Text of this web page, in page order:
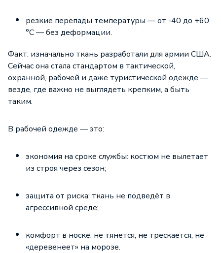
резкие перепады температуры — от -40 до +60
°C — без деформации.
Факт: изначально ткань разработали для армии США.
Сейчас она стала стандартом в тактической,
охранной, рабочей и даже туристической одежде —
везде, где важно не выглядеть крепким, а быть
таким.
В рабочей одежде — это:
экономия на сроке службы: костюм не вылетает
из строя через сезон;
защита от риска: ткань не подведёт в
агрессивной среде;
комфорт в носке: не тянется, не трескается, не
«деревенеет» на морозе.